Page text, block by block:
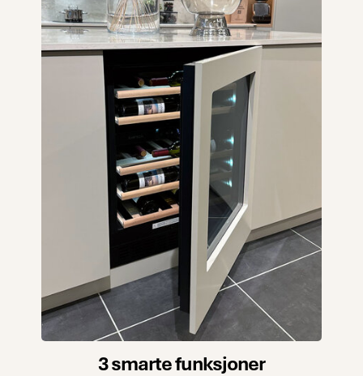
3 smarte funksjoner